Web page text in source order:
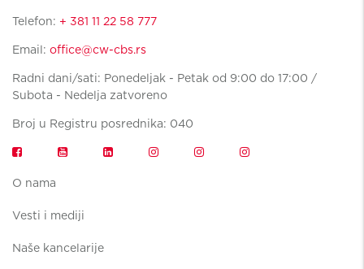
Telefon: + 381 11 22 58 777
Email: office@cw-cbs.rs
Radni dani/sati: Ponedeljak - Petak od 9:00 do 17:00 /
Subota - Nedelja zatvoreno
Broj u Registru posrednika: 040
O nama
Vesti i mediji
Naše kancelarije